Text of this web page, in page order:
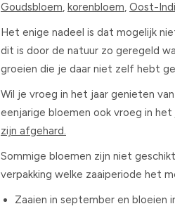
Goudsbloem, korenbloem, Oost-
Het enige nadeel is dat mogelijk
dit is door de natuur zo geregeld
groeien die je daar niet zelf hebt
Wil je vroeg in het jaar genieten
eenjarige bloemen ook vroeg in het
zijn afgehard.
Sommige bloemen zijn niet
verpakking welke zaaiperiode het
Zaaien in september en bloeien